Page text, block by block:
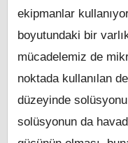
ekipmanlar
boyutundaki bir
mücadelemiz de
noktada kullanılan
düzeyinde
solüsyonun da